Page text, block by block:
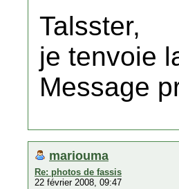
Talsster,
je tenvoie
Message
mariouma
Re: photos de fassis
22 février 2008, 09:47